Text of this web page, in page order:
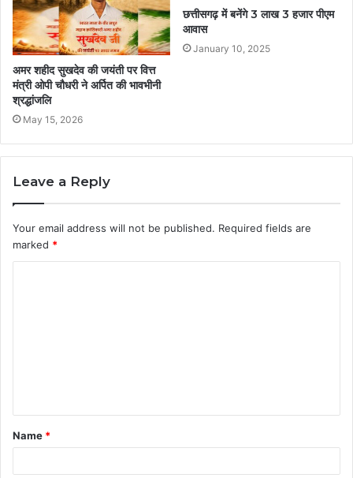
अमर शहीद सुखदेव की जयंती पर वित्त
मंत्री ओपी चौधरी ने अर्पित की भावभीनी
श्रद्धांजलि
May 15, 2026
छत्तीसगढ़ में बनेंगे 3 लाख 3 हजार पीएम
आवास
January 10, 2025
Leave a Reply
Your email address will not be published. Required fields are
marked *
t
*
Name *